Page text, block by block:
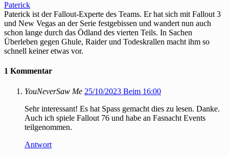
Paterick
Paterick ist der Fallout-Experte des Teams. Er hat sich mit Fallout 3
und New Vegas an der Serie festgebissen und wandert nun auch
schon lange durch das Ödland des vierten Teils. In Sachen
Überleben gegen Ghule, Raider und Todeskrallen macht ihm so
schnell keiner etwas vor.
1 Kommentar
YouNeverSaw Me 25/10/2023 Beim 16:00
Sehr interessant! Es hat Spass gemacht dies zu lesen. Danke.
Auch ich spiele Fallout 76 und habe an Fasnacht Events
teilgenommen.
Antwort